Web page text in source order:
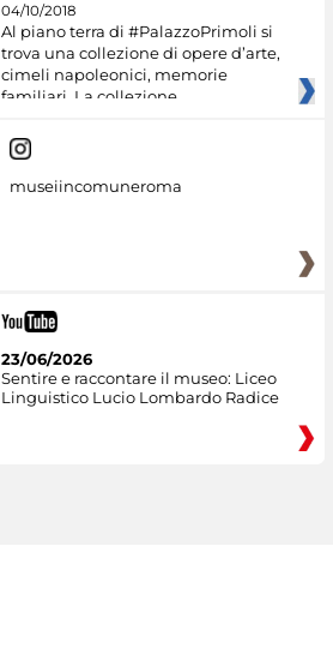
04/10/2018
Al piano terra di #PalazzoPrimoli si
trova una collezione di opere d’arte,
cimeli napoleonici, memorie
familiari. La collezione
museiincomuneroma
23/06/2026
Sentire e raccontare il museo: Liceo
Linguistico Lucio Lombardo Radice